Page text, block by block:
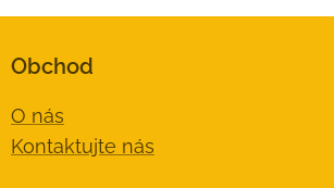
Obchod
O nás
Kontaktujte nás